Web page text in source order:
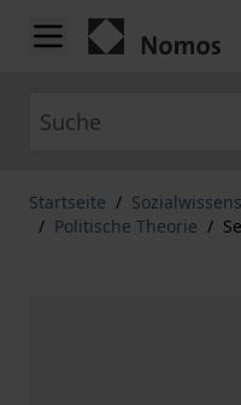
Zum Inhalt springen
Startseite /
/ Politische Theorie /